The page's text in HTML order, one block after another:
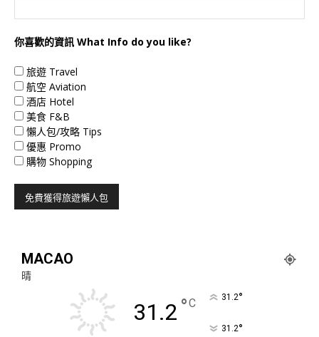
你喜歡的資訊 What Info do you like?
旅遊 Travel
航空 Aviation
酒店 Hotel
美食 F&B
懶人包/攻略 Tips
優惠 Promo
購物 Shopping
MACAO
晴
31.2 °C 31.2°
31.2°